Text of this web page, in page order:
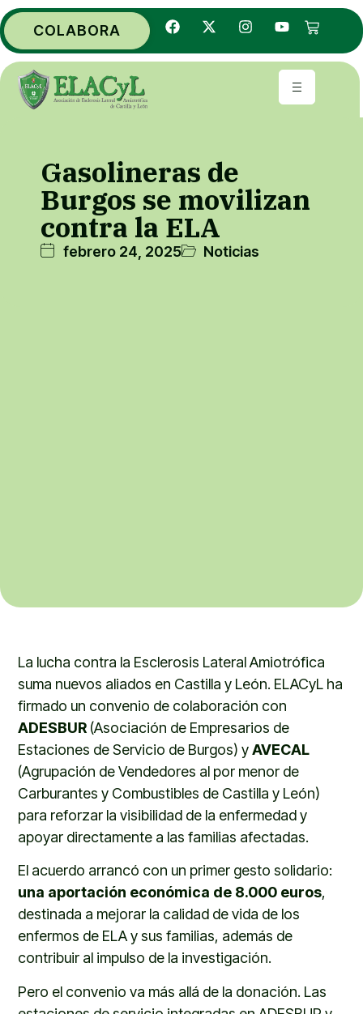
COLABORA
Gasolineras de
Burgos se movilizan
contra la ELA
febrero 24, 2025 Noticias
La lucha contra la Esclerosis Lateral Amiotrófica
suma nuevos aliados en Castilla y León. ELACyL ha
firmado un convenio de colaboración con
ADESBUR (Asociación de Empresarios de
Estaciones de Servicio de Burgos) yAVECAL
(Agrupación de Vendedores al por menor de
Carburantes y Combustibles de Castilla y León)
para reforzar la visibilidad de la enfermedad y
apoyar directamente a las familias afectadas.
El acuerdo arrancó con un primer gesto solidario:
una aportación económica de 8.000 euros,
destinada a mejorar la calidad de vida de los
enfermos de ELA y sus familias, además de
contribuir al impulso de la investigación.
Pero el convenio va más allá de la donación. Las